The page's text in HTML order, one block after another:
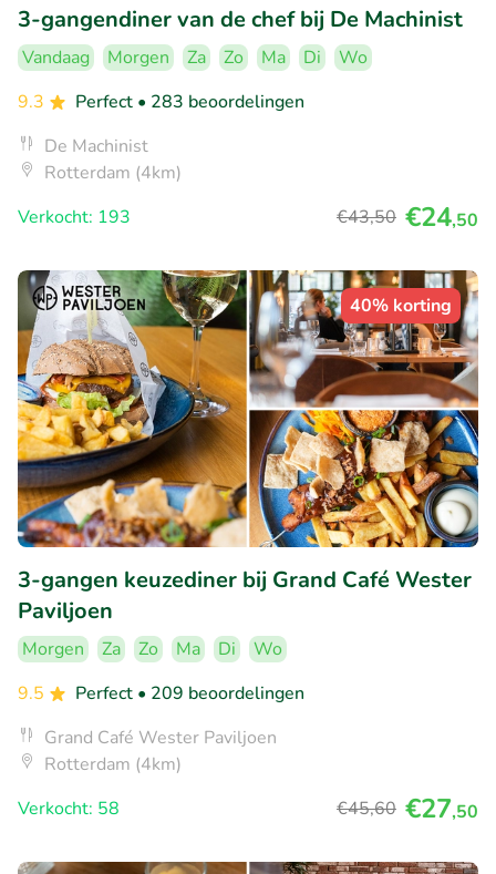
3-gangendiner van de chef bij De Machinist
Vandaag Morgen Za Zo Ma Di
Wo
9.3
Perfect • 283 beoordelingen
De Machinist
Rotterdam (4km)
Verkocht: 193
€43,50 €24,50
40% korting
3-gangen keuzediner bij Grand Café Wester
Paviljoen
Morgen Za Zo Ma Di
Wo
9.5
Perfect • 209 beoordelingen
Grand Café Wester Paviljoen
Rotterdam (4km)
Verkocht: 58
€45,60 €27,50